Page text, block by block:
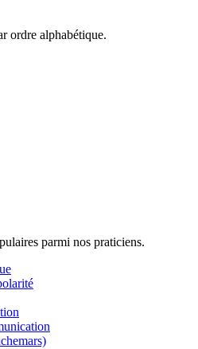
ordre alphabétique.
parmi nos praticiens.